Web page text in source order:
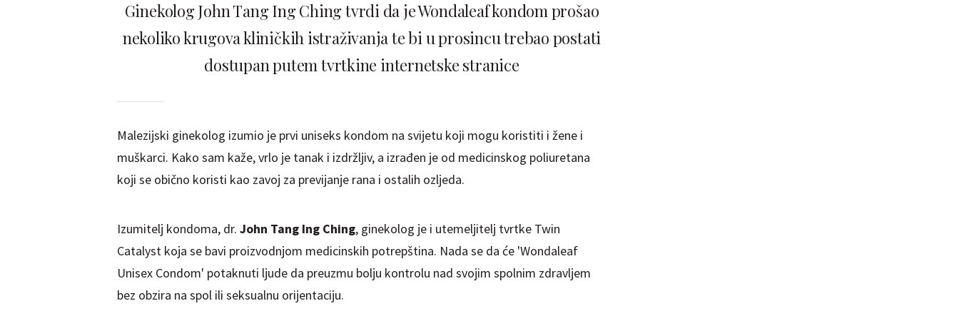
Ginekolog John Tang Ing Ching tvrdi da je Wondaleaf kondom prošao
nekoliko krugova kliničkih istraživanja te bi u prosincu trebao postati
dostupan putem tvrtkine internetske stranice
Malezijski ginekolog izumio je prvi uniseks kondom na svijetu koji mogu koristiti i žene i
muškarci. Kako sam kaže, vrlo je tanak i izdržljiv, a izrađen je od medicinskog poliuretana
koji se obično koristi kao zavoj za previjanje rana i ostalih ozljeda.
Izumitelj kondoma, dr. John Tang Ing Ching, ginekolog je i utemeljitelj tvrtke Twin
Catalyst koja se bavi proizvodnjom medicinskih potrepština. Nada se da će 'Wondaleaf
Unisex Condom' potaknuti ljude da preuzmu bolju kontrolu nad svojim spolnim zdravljem
bez obzira na spol ili seksualnu orijentaciju.